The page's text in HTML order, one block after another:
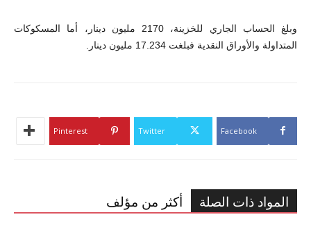
وبلغ الحساب الجاري للخزينة، 2170 مليون دينار، أما المسكوكات
المتداولة والأوراق النقدية فبلغت 17.234 مليون دينار.
Facebook
Twitter
Pinterest
المواد ذات الصلة أكثر من مؤلف